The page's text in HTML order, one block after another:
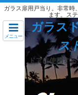
ガラス扉用戸当り。非常時
ます。ス
メニュー
ガラス
ス
ドアに使用す